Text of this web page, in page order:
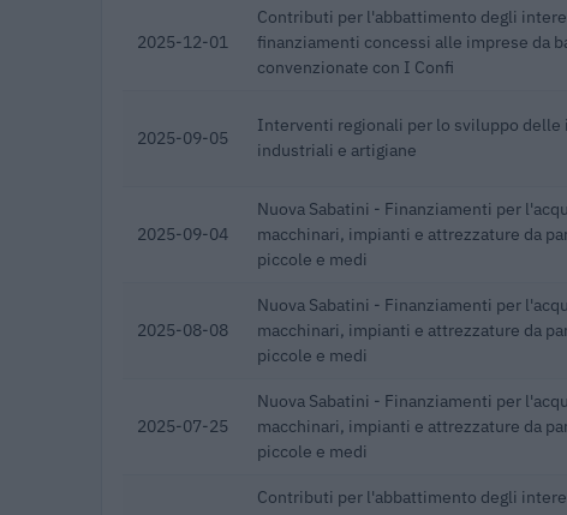
2025-12-01
Contributi per l'abbattimento degli
finanziamenti concessi alle imprese da
convenzionate con I Confi
2025-09-05
Interventi regionali per lo sviluppo delle
industriali e artigiane
2025-09-04
Nuova Sabatini - Finanziamenti per
macchinari, impianti e attrezzature da
piccole e medi
2025-08-08
Nuova Sabatini - Finanziamenti per
macchinari, impianti e attrezzature da
piccole e medi
2025-07-25
Nuova Sabatini - Finanziamenti per
macchinari, impianti e attrezzature da
piccole e medi
Contributi per l'abbattimento degli